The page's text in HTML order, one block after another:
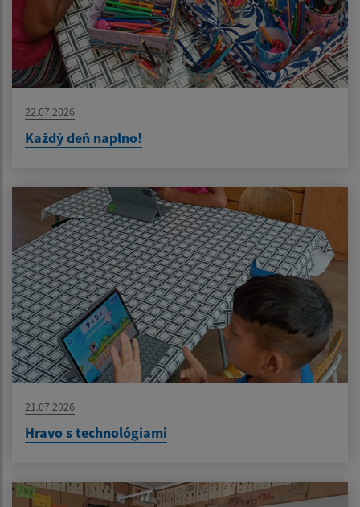
22.07.2026
Každý deň naplno!
21.07.2026
Hravo s technológiami